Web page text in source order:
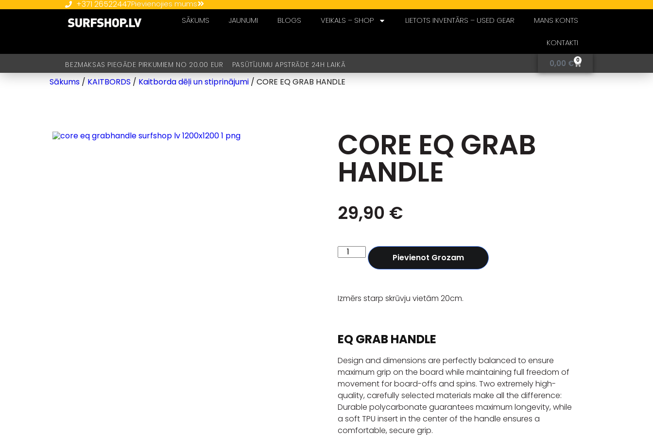
+371 26522447Pievienojies mums
SĀKUMS
JAUNUMI BLOGS VEIKALS – SHOP LIETOTS INVENTĀRS – USED GEAR MANS KONTS
KONTAKTI
BEZMAKSAS PIEGĀDE PIRKUMIEM NO 20.00 EUR PASŪTĪJUMU APSTRĀDE 24H LAIKĀ 0,00 € 0
Sākums / KAITBORDS / Kaitborda dēļi un stiprinājumi / CORE EQ GRAB HANDLE
CORE EQ GRAB
HANDLE
29,90 €
Pievienot Grozam
Izmērs starp skrūvju vietām 20cm.
EQ GRAB HANDLE
Design and dimensions are perfectly balanced to ensure
maximum grip on the board while maintaining full freedom of
movement for board-offs and spins. Two extremely high-
quality, carefully selected materials make all the difference:
Durable polycarbonate guarantees maximum longevity, while
a soft TPU insert in the center of the handle ensures a
comfortable, secure grip.